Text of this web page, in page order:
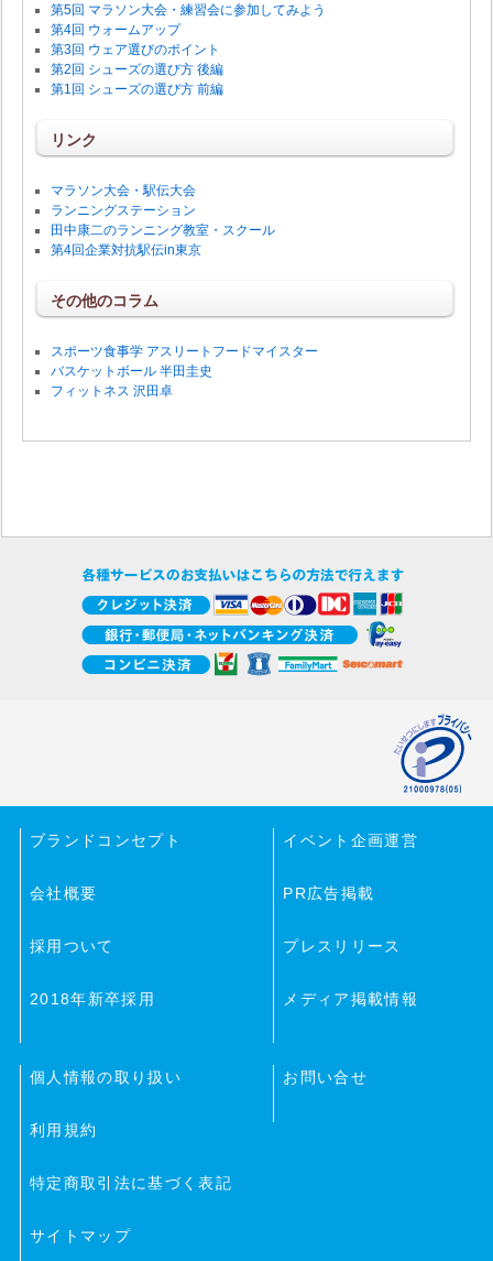
第5回 マラソン大会・練習会に参加してみよう
第4回 ウォームアップ
第3回 ウェア選びのポイント
第2回 シューズの選び方 後編
第1回 シューズの選び方 前編
リンク
マラソン大会・駅伝大会
ランニングステーション
田中康二のランニング教室・スクール
第4回企業対抗駅伝in東京
その他のコラム
スポーツ食事学 アスリートフードマイスター
バスケットボール 半田圭史
フィットネス 沢田卓
ブランドコンセプト
会社概要
採用ついて
2018年新卒採用
イベント企画運営
PR広告掲載
プレスリリース
メディア掲載情報
個人情報の取り扱い
利用規約
特定商取引法に基づく表記
サイトマップ
お問い合せ